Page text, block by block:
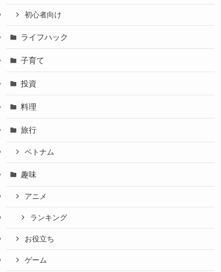
初心者向け
ライフハック
子育て
投資
料理
旅行
ベトナム
趣味
アニメ
ランキング
お役立ち
ゲーム